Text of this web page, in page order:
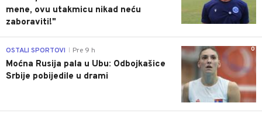
mene, ovu utakmicu nikad neću
zaboraviti!"
0
OSTALI SPORTOVI Pre 9 h
Moćna Rusija pala u Ubu: Odbojkašice
Srbije pobijedile u drami